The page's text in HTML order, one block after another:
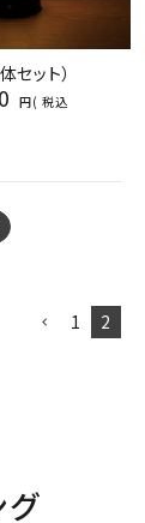
セット）
税込
1 2